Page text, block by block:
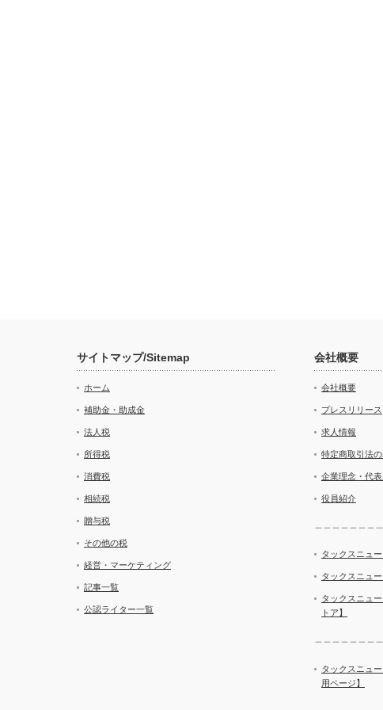
サイトマップ/Sitemap
ホーム
補助金・助成金
法人税
所得税
消費税
相続税
贈与税
その他の税
経営・マーケティング
記事一覧
公認ライター一覧
会社概要
会社概要
プレスリリース
求人情報
特定商取引法
企業理念・代
役員紹介
タックスニュ
タックスニュ
タックスニュ
トア】
タックスニュ
用ページ】